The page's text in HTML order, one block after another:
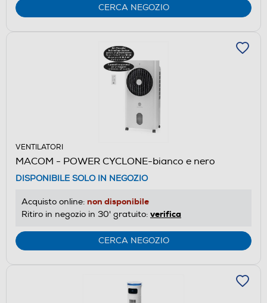
CERCA NEGOZIO
VENTILATORI
MACOM - POWER CYCLONE-bianco e nero
DISPONIBILE SOLO IN NEGOZIO
Acquisto online: non disponibile
Ritiro in negozio in 30' gratuito: verifica
CERCA NEGOZIO